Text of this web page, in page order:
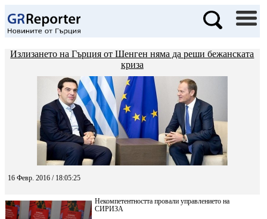
Излизането на Гърция от Шенген няма да реши бежанската
криза
16 Февр. 2016 / 18:05:25
Некомпетентността провали управлението на
СИРИЗА